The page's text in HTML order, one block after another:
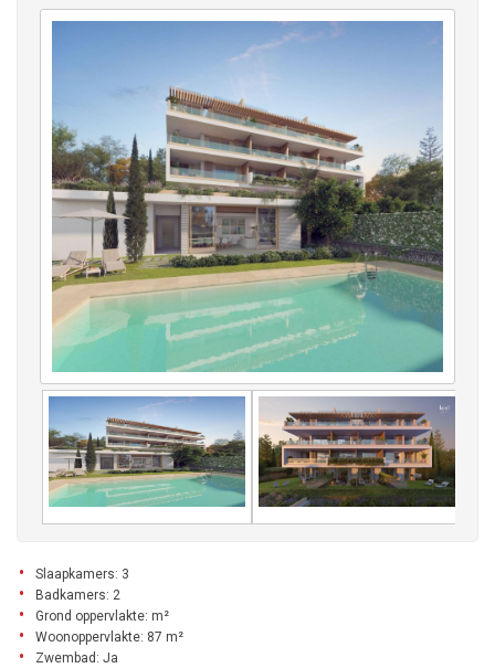
Slaapkamers: 3
Badkamers: 2
Grond oppervlakte: m²
Woonoppervlakte: 87 m²
Zwembad: Ja